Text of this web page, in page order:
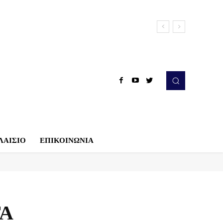
ΕΠΙΚΟΙΝΩΝΙΑ